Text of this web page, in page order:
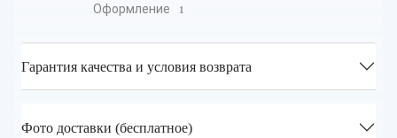
Оформление 1
Гарантия качества и условия возврата
Фото доставки (бесплатное)